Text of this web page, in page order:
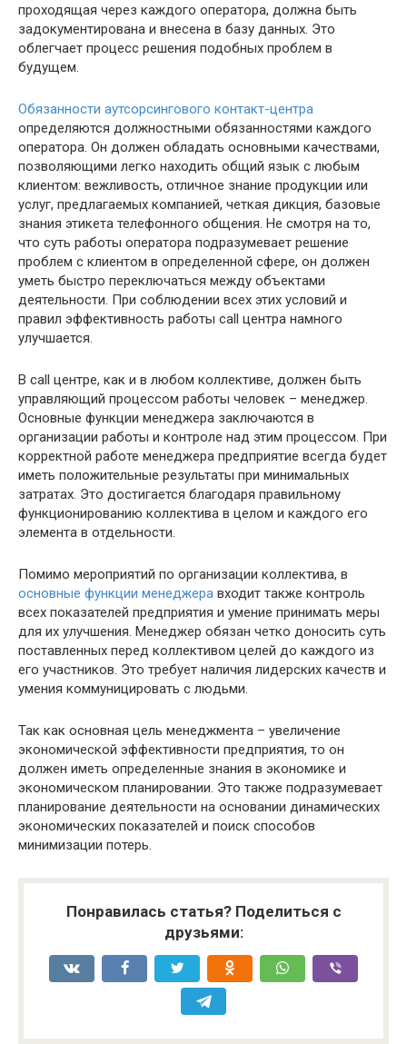
проходящая через каждого оператора, должна быть
задокументирована и внесена в базу данных. Это
облегчает процесс решения подобных проблем в
будущем.
Обязанности аутсорсингового контакт-центра
определяются должностными обязанностями каждого
оператора. Он должен обладать основными качествами,
позволяющими легко находить общий язык с любым
клиентом: вежливость, отличное знание продукции или
услуг, предлагаемых компанией, четкая дикция, базовые
знания этикета телефонного общения. Не смотря на то,
что суть работы оператора подразумевает решение
проблем с клиентом в определенной сфере, он должен
уметь быстро переключаться между объектами
деятельности. При соблюдении всех этих условий и
правил эффективность работы call центра намного
улучшается.
В call центре, как и в любом коллективе, должен быть
управляющий процессом работы человек – менеджер.
Основные функции менеджера заключаются в
организации работы и контроле над этим процессом. При
корректной работе менеджера предприятие всегда будет
иметь положительные результаты при минимальных
затратах. Это достигается благодаря правильному
функционированию коллектива в целом и каждого его
элемента в отдельности.
Помимо мероприятий по организации коллектива, в
основные функции менеджера входит также контроль
всех показателей предприятия и умение принимать меры
для их улучшения. Менеджер обязан четко доносить суть
поставленных перед коллективом целей до каждого из
его участников. Это требует наличия лидерских качеств и
умения коммуницировать с людьми.
Так как основная цель менеджмента – увеличение
экономической эффективности предприятия, то он
должен иметь определенные знания в экономике и
экономическом планировании. Это также подразумевает
планирование деятельности на основании динамических
экономических показателей и поиск способов
минимизации потерь.
Понравилась статья? Поделиться с
друзьями: